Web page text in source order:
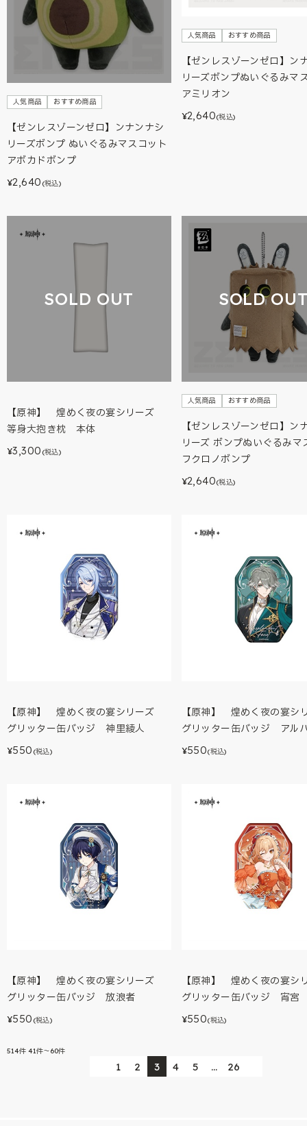
人気商品 おすすめ商品
【ゼンレスゾーンゼロ】ンナンナシ
リーズボンプ ぬいぐるみマスコット
アボカドボンプ
¥2,640 (税込)
人気商品 おすすめ商品
【ゼンレスゾーンゼロ】ン
リーズボンプぬいぐるみマ
アミリオン
¥2,640(税込)
SOLD OUT
【原神】 煌めく夜の宴シリーズ
等身大抱き枕 本体
¥3,300 (税込)
SOLD
人気商品 おすすめ商品
【ゼンレスゾーンゼロ】ン
リーズ ボンプぬいぐるみマ
フクロノボンプ
¥2,640(税込)
【原神】 煌めく夜の宴シリーズ
グリッター缶バッジ 神里綾人
¥550 (税込)
【原神】 煌めく夜の宴
グリッター缶バッジ アル
¥550(税込)
【原神】 煌めく夜の宴シリーズ
グリッター缶バッジ 放浪者
¥550 (税込)
【原神】 煌めく夜の宴
グリッター缶バッジ 宵宮
¥550(税込)
514件 41件～60件
1 2 3 4 5 … 26